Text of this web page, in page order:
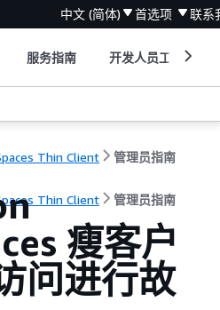
中文 (简体) 首选项 联系
服务指南 开发人员工具
Thin Client 管理员指南
Thin Client 管理员指南
瘦客户
问进行故